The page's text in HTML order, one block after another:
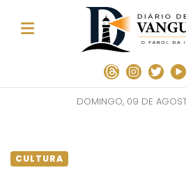
DOMINGO, 09 DE
CULTURA